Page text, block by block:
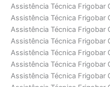
Assistência Técnica Frigobar
Assistência Técnica Frigobar
Assistência Técnica Frigobar
Assistência Técnica Frigobar
Assistência Técnica Frigobar
Assistência Técnica Frigobar
Assistência Técnica Frigobar